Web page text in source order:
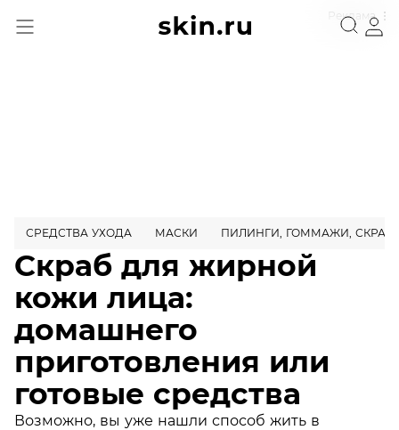
Реклама
СРЕДСТВА УХОДА МАСКИ ПИЛИНГИ, ГОММАЖИ,
Скраб для жирной
кожи лица:
домашнего
приготовления или
готовые средства
Возможно, вы уже нашли способ жить в